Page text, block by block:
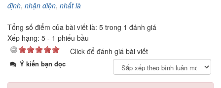
định, nhận diện, nhất là
Tổng số điểm của bài viết là: 5 trong 1 đánh giá
Xếp hạng: 5 - 1 phiếu bầu
Click để đánh giá bài viết
Ý kiến bạn đọc